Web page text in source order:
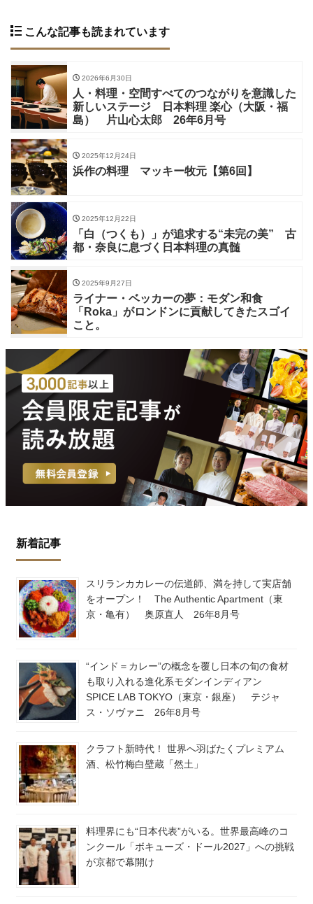
こんな記事も読まれています
2026年6月30日
人・料理・空間すべてのつながりを意識した
新しいステージ 日本料理 楽心（大阪・福
島） 片山心太郎 26年6月号
2025年12月24日
浜作の料理 マッキー牧元【第6回】
2025年12月22日
「白（つくも）」が追求する“未完の美” 古
都・奈良に息づく日本料理の真髄
2025年9月27日
ライナー・ベッカーの夢：モダン和食
「Roka」がロンドンに貢献してきたスゴイ
こと。
新着記事
スリランカカレーの伝道師、満を持して実店舗
をオープン！ The Authentic Apartment（東
京・亀有） 奥原直人 26年8月号
“インド＝カレー”の概念を覆し日本の旬の食材
も取り入れる進化系モダンインディアン
SPICE LAB TOKYO（東京・銀座） テジャ
ス・ソヴァニ 26年8月号
クラフト新時代！ 世界へ羽ばたくプレミアム
酒、松竹梅白壁蔵「然土」
料理界にも“日本代表”がいる。世界最高峰のコ
ンクール「ボキューズ・ドール2027」への挑戦
が京都で幕開け